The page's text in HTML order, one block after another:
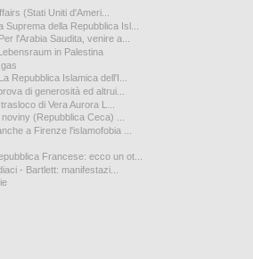
(Stati Uniti d'Ameri...
Suprema della Repubblica Isl...
l'Arabia Saudita, venire a...
in Palestina
Repubblica Islamica dell'I...
di generosità ed altrui...
di Vera Aurora L...
(Repubblica Ceca) ...
a Firenze l'islamofobia ...
Francese: ecco un ot...
- Bartlett: manifestazi...